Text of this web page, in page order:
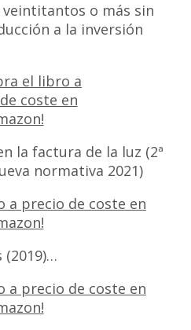
o más sin
a la inversión
la factura de la luz (2ª
normativa 2021)
(2019)…